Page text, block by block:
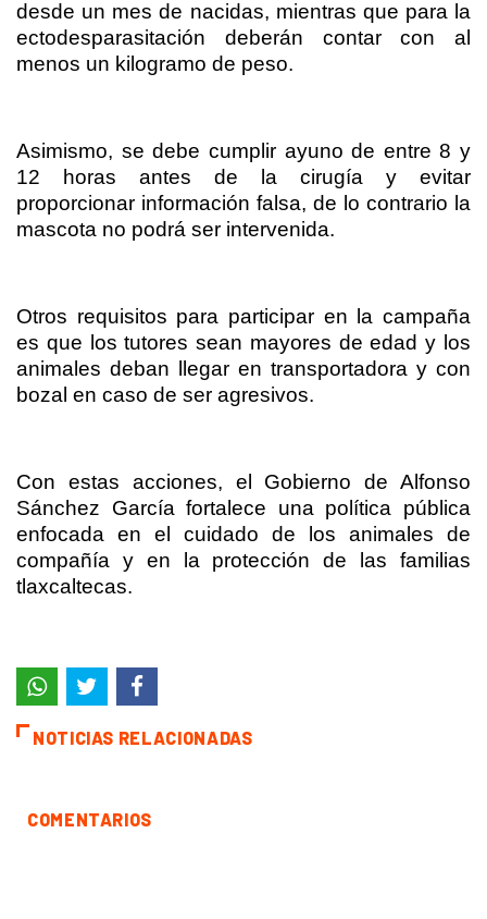
desde un mes de nacidas, mientras que para la
ectodesparasitación deberán contar con al
menos un kilogramo de peso.
Asimismo, se debe cumplir ayuno de entre 8 y
12 horas antes de la cirugía y evitar
proporcionar información falsa, de lo contrario la
mascota no podrá ser intervenida.
Otros requisitos para participar en la campaña
es que los tutores sean mayores de edad y los
animales deban llegar en transportadora y con
bozal en caso de ser agresivos.
Con estas acciones, el Gobierno de Alfonso
Sánchez García fortalece una política pública
enfocada en el cuidado de los animales de
compañía y en la protección de las familias
tlaxcaltecas.
NOTICIAS RELACIONADAS
COMENTARIOS